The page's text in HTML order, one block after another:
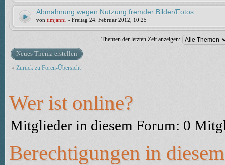
Abmahnung wegen Nutzung fremder Bilder/Fotos
von timjanni » Freitag 24. Februar 2012, 10:25
Themen der letzten Zeit anzeigen:
Neues Thema erstellen
Zurück zu Foren-Übersicht
Wer ist online?
Mitglieder in diesem Forum: 0
Berechtigungen in